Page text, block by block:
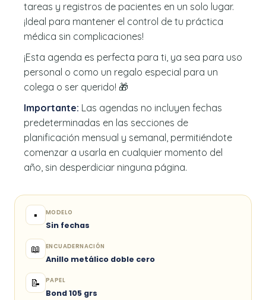
tareas y registros de pacientes en un solo lugar.
¡Ideal para mantener el control de tu práctica
médica sin complicaciones!
¡Esta agenda es perfecta para ti, ya sea para uso
personal o como un regalo especial para un
colega o ser querido! 🎁
Importante: Las agendas no incluyen fechas
predeterminadas en las secciones de
planificación mensual y semanal, permitiéndote
comenzar a usarla en cualquier momento del
año, sin desperdiciar ninguna página.
▪️ MODELO
Sin fechas
📖 ENCUADERNACIÓN
Anillo metálico doble cero
📝 PAPEL
Bond 105 grs